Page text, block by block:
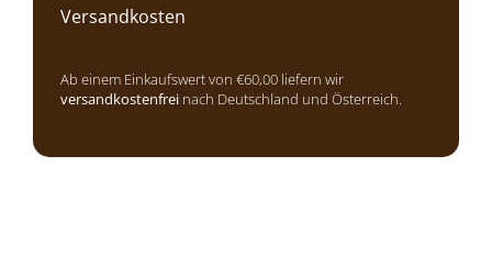
Versandkosten
Ab einem Einkaufswert von €60,00 liefern wir
versandkostenfrei nach Deutschland und Österreich.